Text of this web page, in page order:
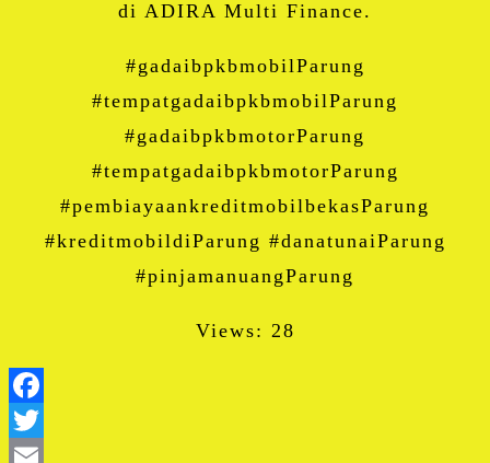
di ADIRA Multi Finance.
#gadaibpkbmobilParung
#tempatgadaibpkbmobilParung
#gadaibpkbmotorParung
#tempatgadaibpkbmotorParung
#pembiayaankreditmobilbekasParung
#kreditmobildiParung #danatunaiParung
#pinjamanuangParung
Views: 28